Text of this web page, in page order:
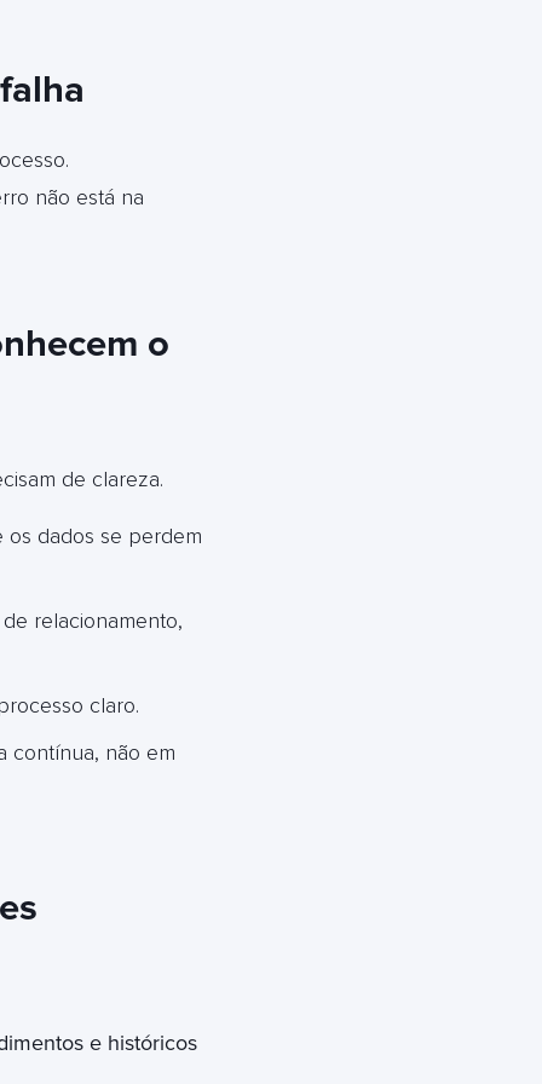
não está na
o
de clareza.
os dados se perdem
relacionamento,
claro.
contínua, não em
e históricos